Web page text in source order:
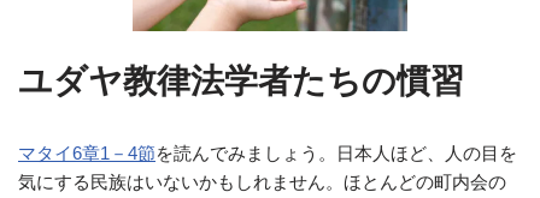
ユダヤ教律法学者たちの慣習
マタイ6章1－4節を読んでみましょう。日本人ほど、人の目を
気にする民族はいないかもしれません。ほとんどの町内会の